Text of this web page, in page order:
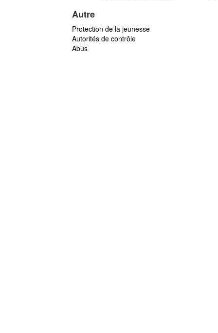
Autre
Protection de la jeunesse
Autorités de contrôle
Abus